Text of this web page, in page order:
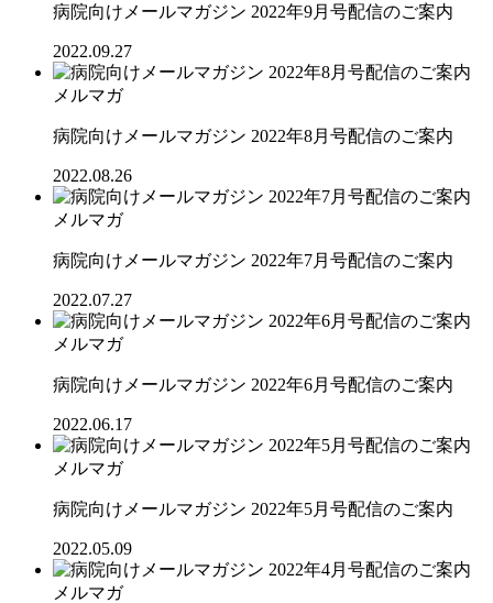
病院向けメールマガジン 2022年9月号配信のご案内
2022.09.27
メルマガ
病院向けメールマガジン 2022年8月号配信のご案内
2022.08.26
メルマガ
病院向けメールマガジン 2022年7月号配信のご案内
2022.07.27
メルマガ
病院向けメールマガジン 2022年6月号配信のご案内
2022.06.17
メルマガ
病院向けメールマガジン 2022年5月号配信のご案内
2022.05.09
メルマガ